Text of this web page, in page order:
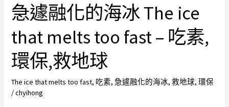
環
救
地
球
急遽融化的海冰 The ice
that melts too fast – 吃素,
環保,救地球
The ice that melts too fast, 吃素,急遽融化的海冰,救地球,環保
/chyihong
急
遽
融
的
冰